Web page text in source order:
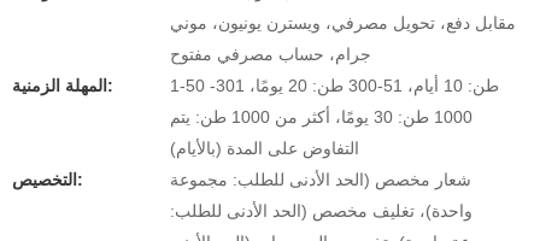
مقابل دفع، تحويل مصرفي، ويسترن يونيون، موني
جرام، حساب مصرفي مفتوح
المهلة الزمنية:
1-50 طن: 10 أيام، 51-300 طن: 20 يومًا، 301-
1000 طن: 30 يومًا، أكثر من 1000 طن: يتم
التفاوض على المدة (بالأيام)
التخصيص:
شعار مخصص (الحد الأدنى للطلب: مجموعة
واحدة)، تغليف مخصص (الحد الأدنى للطلب: